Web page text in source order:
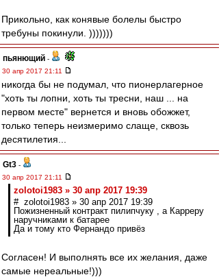
Прикольно, как конявые болелы быстро
требуны покинули. )))))))
пьянющий -
30 апр 2017 21:11
никогда бы не подумал, что пионерлагерное
"хоть ты лопни, хоть ты тресни, наш ... на
первом месте" вернется и вновь обожжет,
только теперь неизмеримо слаще, сквозь
десятилетия...
Gt3 -
30 апр 2017 21:11
zolotoi1983 » 30 апр 2017 19:39
# zolotoi1983 » 30 апр 2017 19:39
Пожизненный контракт пилипчуку , а Карреру
наручниками к батарее
Да и тому кто Фернандо привёз
Согласен! И выполнять все их желания, даже
самые нереальные!)))